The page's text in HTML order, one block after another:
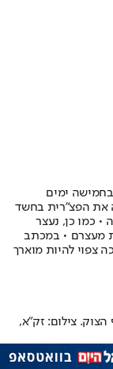
ימים
את הפצ"רית בחשד
• כמו כן, נעצר
מעצרם • במכתב
צפוי להיות מוארך
צילום: זק"א,